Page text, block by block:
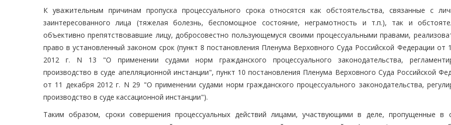
К уважительным причинам пропуска процессуального срока относятся как обстоятельства, связанные с
заинтересованного лица (тяжелая болезнь, беспомощное состояние, неграмотность и т.п.), так и
объективно препятствовавшие лицу, добросовестно пользующемуся своими процессуальными правами,
право в установленный законом срок (пункт 8 постановления Пленума Верховного Суда Российской Федерации от
2012 г. N 13 "О применении судами норм гражданского процессуального законодательства,
производство в суде апелляционной инстанции", пункт 10 постановления Пленума Верховного Суда Российской
от 11 декабря 2012 г. N 29 "О применении судами норм гражданского процессуального законодательства,
производство в суде кассационной инстанции").
Таким образом, сроки совершения процессуальных действий лицами, участвующими в деле, пропущенные в